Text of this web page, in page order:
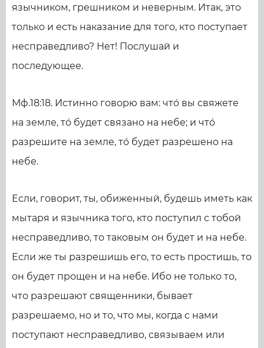
язычником, грешником и неверным. Итак, это
только и есть наказание для того, кто поступает
несправедливо? Нет! Послушай и
последующее.
Мф.18:18. Истинно говорю вам: чтó вы свяжете
на земле, тó будет связано на небе; и чтó
разрешите на земле, тó будет разрешено на
небе.
Если, говорит, ты, обиженный, будешь иметь как
мытаря и язычника того, кто поступил с тобой
несправедливо, то таковым он будет и на небе.
Если же ты разрешишь его, то есть простишь, то
он будет прощен и на небе. Ибо не только то,
что разрешают священники, бывает
разрешаемо, но и то, что мы, когда с нами
поступают несправедливо, связываем или